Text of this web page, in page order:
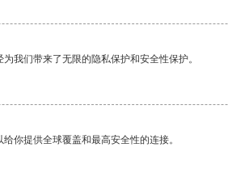
我们带来了无限的隐私保护和安全性保护。
你提供全球覆盖和最高安全性的连接。